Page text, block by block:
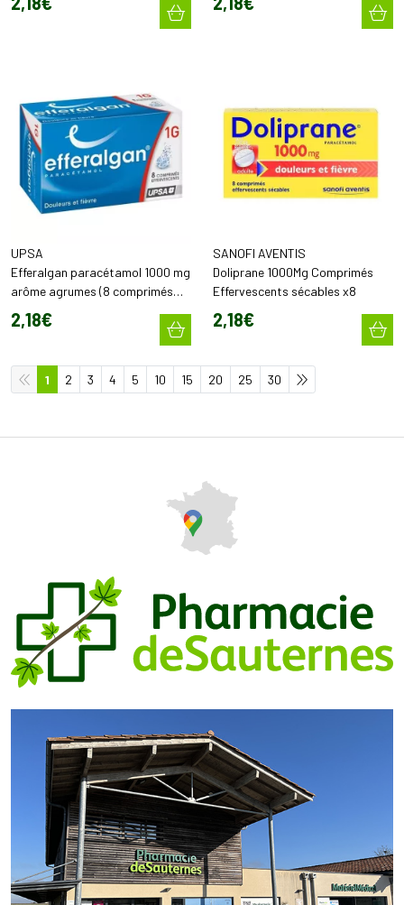
UPSA
Efferalgan paracétamol 1000 mg
arôme agrumes (8 comprimés
effervescents)
2,18€
SANOFI AVENTIS
Doliprane 1000Mg Comprimés
Effervescents sécables x8
2,18€
1 2 3 4 5 10 15 20 25 30